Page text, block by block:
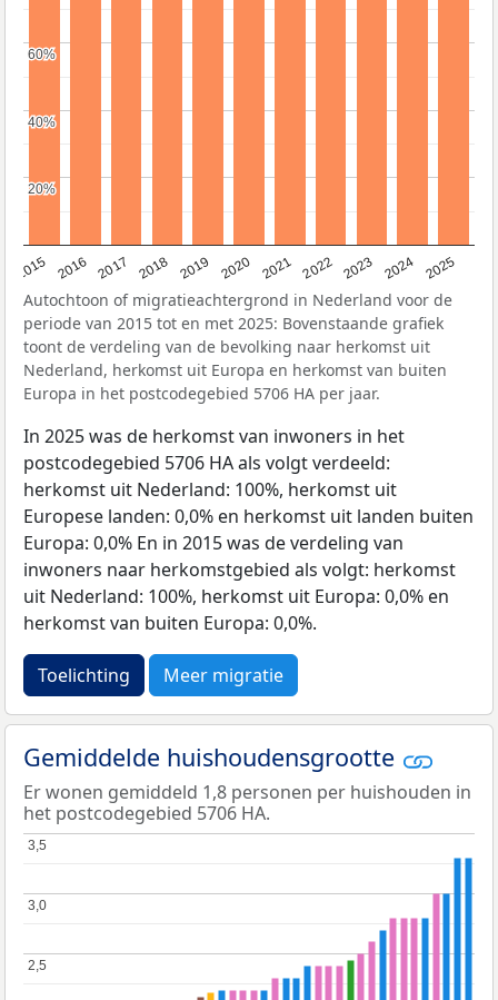
2015 2016 2017 2018 2019 2020 2021 2022 2023 2024 2025
20%
20%
40%
40%
60%
60%
Autochtoon of migratieachtergrond in Nederland voor de
periode van 2015 tot en met 2025: Bovenstaande grafiek
toont de verdeling van de bevolking naar herkomst uit
Nederland, herkomst uit Europa en herkomst van buiten
Europa in het postcodegebied 5706 HA per jaar.
In 2025 was de herkomst van inwoners in het
postcodegebied 5706 HA als volgt verdeeld:
herkomst uit Nederland: 100%, herkomst uit
Europese landen: 0,0% en herkomst uit landen buiten
Europa: 0,0% En in 2015 was de verdeling van
inwoners naar herkomstgebied als volgt: herkomst
uit Nederland: 100%, herkomst uit Europa: 0,0% en
herkomst van buiten Europa: 0,0%.
Toelichting Meer migratie
Gemiddelde huishoudensgrootte
Er wonen gemiddeld 1,8 personen per huishouden in
het postcodegebied 5706 HA.
2,5
2,5
3,0
3,0
3,5
3,5